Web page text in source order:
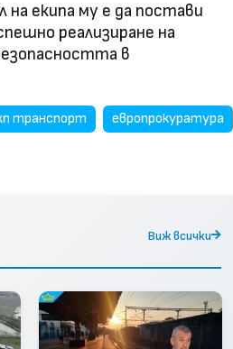
на екипа му е да постави
реализиране на
в
транспорт
европрокуратура
Виж всички